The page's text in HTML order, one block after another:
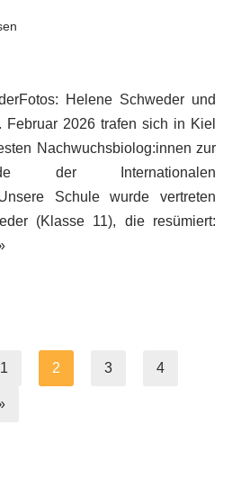
Helene Schweder und
Februar 2026 trafen sich in Kiel
Nachwuchsbiolog:innen zur
der Internationalen
Schule wurde vertreten
(Klasse 11), die resümiert:
1 2 3 4